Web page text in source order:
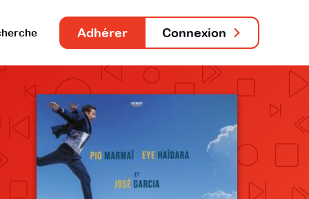
Adhérer Connexion